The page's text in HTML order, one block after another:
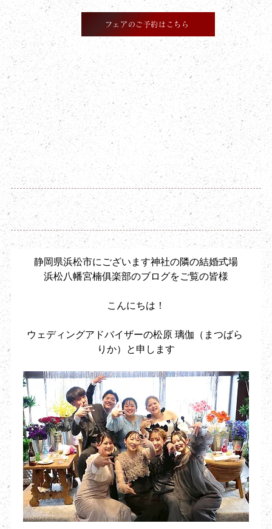
フェアのご予約はこちら
2026年7月3日
​STAFF BLOG
好きなこと
静岡県浜松市にございます神社の隣の結婚式場
浜松八幡宮楠俱楽部のブログをご覧の皆様
こんにちは！
ウェディングアドバイザーの松原 璃伽（まつばら
りか）と申します